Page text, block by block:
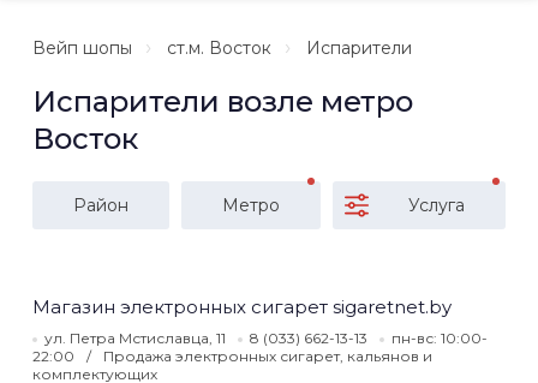
Вейп шопы ст.м. Восток Испарители
Испарители возле метро
Восток
Район Метро Услуга
Магазин электронных сигарет sigaretnet.by
ул. Петра Мстиславца, 11 8 (033) 662-13-13
пн-вс: 10:00-
22:00
Продажа электронных сигарет, кальянов и
комплектующих